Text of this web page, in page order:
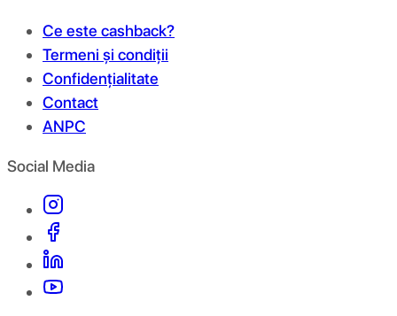
Ce este cashback?
Termeni și condiții
Confidențialitate
Contact
ANPC
Social Media